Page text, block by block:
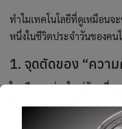
ทำไมเทคโนโลยีที่ดูเหมือนจ
หนึ่งในชีวิตประจำวันของคนไ
1. จุดตัดของ “ควา
ในอดีต คนส่วนใหญ่ลังเลที่จ
ที่ยาวนาน แต่ในปี 2026 ปร
ขณะที่ราคาถูกลงอย่างมาก